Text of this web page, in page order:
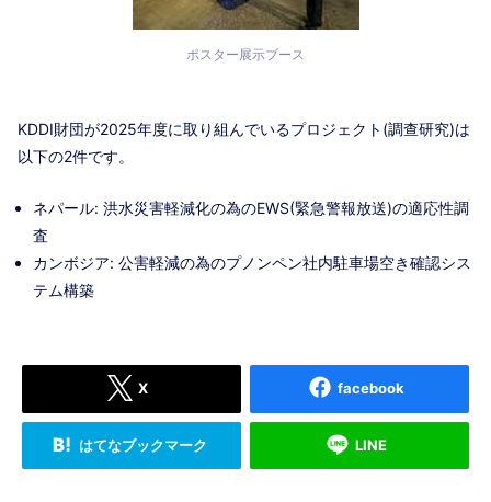
ポスター展示ブース
KDDI財団が2025年度に取り組んでいるプロジェクト(調查研究)は
以下の2件です。
ネパール: 洪水災害軽減化の為のEWS(緊急警報放送)の適応性調
査
カンボジア: 公害軽減の為のプノンペン社内駐車場空き確認シス
テム構築
X facebook
はてなブックマーク LINE